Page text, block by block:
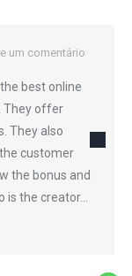
um comentário
best online
They offer
They also
customer
the bonus and
the creator…